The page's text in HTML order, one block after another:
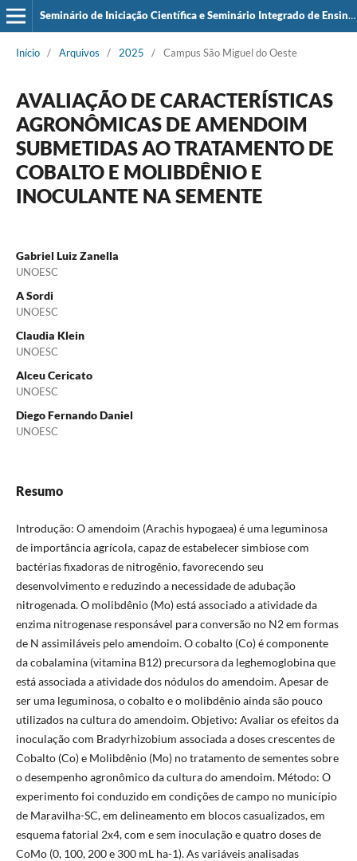
Seminário de Iniciação Científica e Seminário Integrado de Ensino, Pesquisa e Extensão (SIEPE)
Início / Arquivos / 2025 / Campus São Miguel do Oeste
AVALIAÇÃO DE CARACTERÍSTICAS
AGRONÔMICAS DE AMENDOIM
SUBMETIDAS AO TRATAMENTO DE
COBALTO E MOLIBDÊNIO E
INOCULANTE NA SEMENTE
Gabriel Luiz Zanella
UNOESC
A Sordi
UNOESC
Claudia Klein
UNOESC
Alceu Cericato
UNOESC
Diego Fernando Daniel
UNOESC
Resumo
Introdução: O amendoim (Arachis hypogaea) é uma leguminosa
de importância agrícola, capaz de estabelecer simbiose com
bactérias fixadoras de nitrogênio, favorecendo seu
desenvolvimento e reduzindo a necessidade de adubação
nitrogenada. O molibdênio (Mo) está associado a atividade da
enzima nitrogenase responsável para conversão no N2 em formas
de N assimiláveis pelo amendoim. O cobalto (Co) é componente
da cobalamina (vitamina B12) precursora da leghemoglobina que
está associada a atividade dos nódulos do amendoim. Apesar de
ser uma leguminosa, o cobalto e o molibdênio ainda são pouco
utilizados na cultura do amendoim. Objetivo: Avaliar os efeitos da
inoculação com Bradyrhizobium associada a doses crescentes de
Cobalto (Co) e Molibdênio (Mo) no tratamento de sementes sobre
o desempenho agronômico da cultura do amendoim. Método: O
experimento foi conduzido em condições de campo no município
de Maravilha-SC, em delineamento em blocos casualizados, em
esquema fatorial 2x4, com e sem inoculação e quatro doses de
CoMo (0, 100, 200 e 300 mL ha-1). As variáveis analisadas